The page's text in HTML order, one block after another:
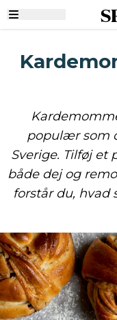
populær som
Sverige. Tilføj et
både dej og
forstår du, hvad